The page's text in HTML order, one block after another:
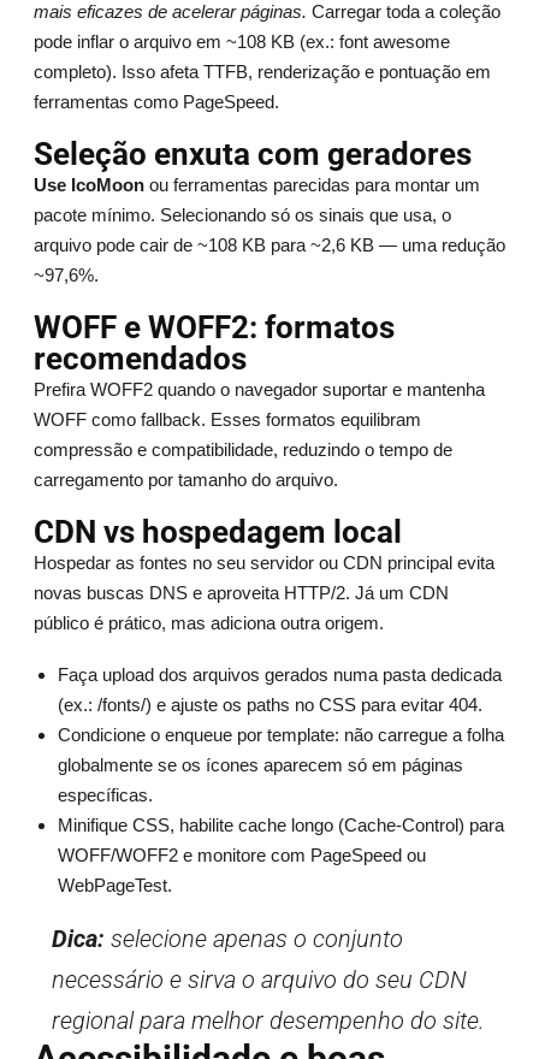
mais eficazes de acelerar páginas. Carregar toda a coleção
pode inflar o arquivo em ~108 KB (ex.: font awesome
completo). Isso afeta TTFB, renderização e pontuação em
ferramentas como PageSpeed.
Seleção enxuta com geradores
Use IcoMoonou ferramentas parecidas para montar um
pacote mínimo. Selecionando só os sinais que usa, o
arquivo pode cair de ~108 KB para ~2,6 KB — uma redução
~97,6%.
WOFF e WOFF2: formatos
recomendados
Prefira WOFF2 quando o navegador suportar e mantenha
WOFF como fallback. Esses formatos equilibram
compressão e compatibilidade, reduzindo o tempo de
carregamento por tamanho do arquivo.
CDN vs hospedagem local
Hospedar as fontes no seu servidor ou CDN principal evita
novas buscas DNS e aproveita HTTP/2. Já um CDN
público é prático, mas adiciona outra origem.
Faça upload dos arquivos gerados numa pasta dedicada
(ex.: /fonts/) e ajuste os paths no CSS para evitar 404.
Condicione o enqueue por template: não carregue a folha
globalmente se os ícones aparecem só em páginas
específicas.
Minifique CSS, habilite cache longo (Cache-Control) para
WOFF/WOFF2 e monitore com PageSpeed ou
WebPageTest.
Dica: selecione apenas o conjunto
necessário e sirva o arquivo do seu CDN
regional para melhor desempenho do site.